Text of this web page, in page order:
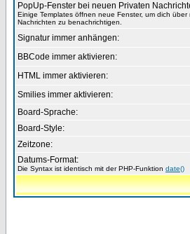
PopUp-Fenster bei neuen Privaten
Einige Templates öffnen neue Fenster, um dich über
Nachrichten zu benachrichtigen.
Signatur immer anhängen:
BBCode immer aktivieren:
HTML immer aktivieren:
Smilies immer aktivieren:
Board-Sprache:
Board-Style:
Zeitzone:
Datums-Format:
Die Syntax ist identisch mit der PHP-Funktion date()